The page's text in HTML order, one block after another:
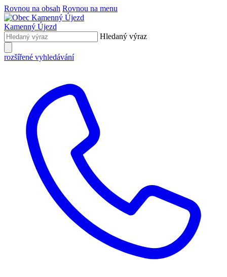
Rovnou na obsah Rovnou na menu
Kamenný Újezd
Hledaný výraz
rozšířené vyhledávání